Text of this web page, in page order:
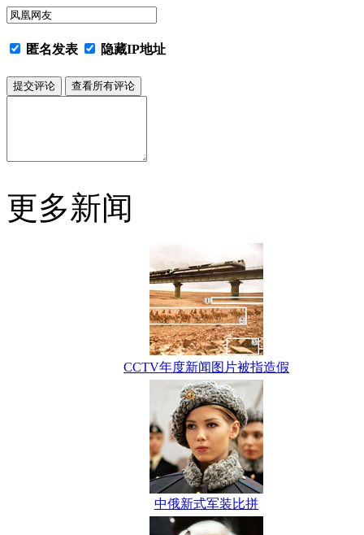
匿名发表 隐藏IP地址
更多新闻
CCTV年度新闻图片被指造假
中俄新式军装比拼